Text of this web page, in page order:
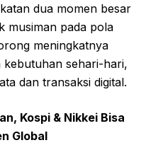
dua momen besar
musiman pada pola
meningkatnya
kebutuhan sehari-hari,
dan transaksi digital.
Kospi & Nikkei Bisa
Global